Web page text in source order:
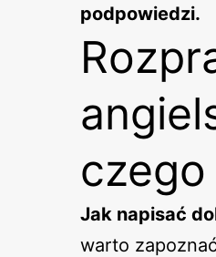
podpowiedzi.
Jak napisać
warto